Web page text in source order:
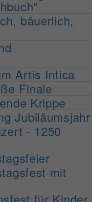
bäuerlich,
Artis Intica
Finale
Krippe
Jubiläumsjahr
- 1250
mit